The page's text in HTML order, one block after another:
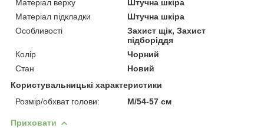
Матеріал верху
Штучна шкіра
Матеріал підкладки
Штучна шкіра
Особливості
Захист щік, Захист
підборіддя
Колір
Чорний
Стан
Новий
Користувальницькі характеристики
Розмір/обхват голови:
M/54-57 см
Приховати